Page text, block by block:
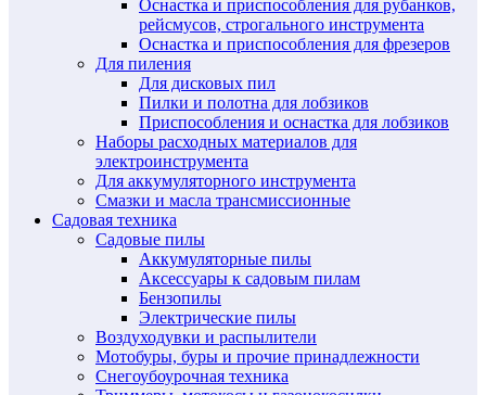
Оснастка и приспособления для рубанков,
рейсмусов, строгального инструмента
Оснастка и приспособления для фрезеров
Для пиления
Для дисковых пил
Пилки и полотна для лобзиков
Приспособления и оснастка для лобзиков
Наборы расходных материалов для
электроинструмента
Для аккумуляторного инструмента
Смазки и масла трансмиссионные
Садовая техника
Садовые пилы
Аккумуляторные пилы
Аксессуары к садовым пилам
Бензопилы
Электрические пилы
Воздуходувки и распылители
Мотобуры, буры и прочие принадлежности
Снегоубоурочная техника